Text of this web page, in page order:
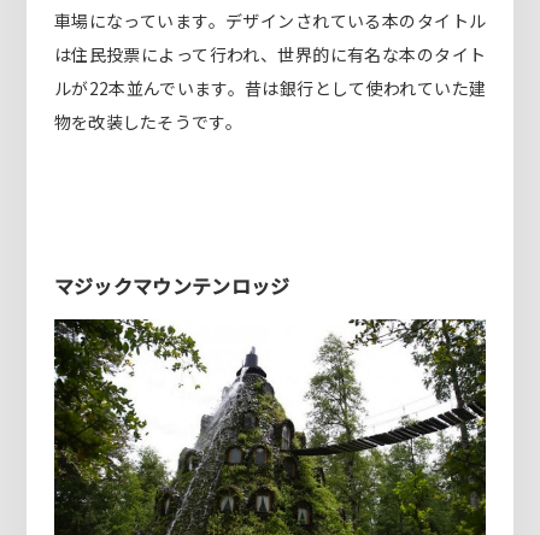
車場になっています。デザインされている本のタイトル
は住民投票によって行われ、世界的に有名な本のタイト
ルが22本並んでいます。昔は銀行として使われていた建
物を改装したそうです。
マジックマウンテンロッジ